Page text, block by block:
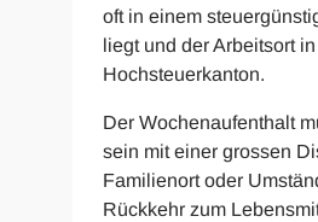
oft in einem
liegt und der Arbeitsort
Hochsteuerkanton.
Der Wochenaufenthalt
sein mit einer grossen
Familienort oder
Rückkehr zum